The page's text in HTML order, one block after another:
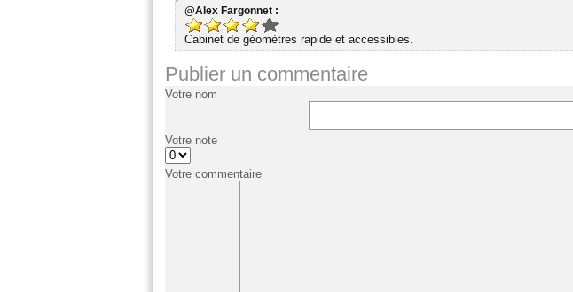
@Alex Fargonnet :
Cabinet de géomètres rapide et accessibles.
Publier un commentaire
Votre nom
Votre note
Votre commentaire